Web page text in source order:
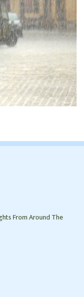
From Around The